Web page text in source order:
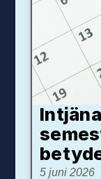
5 juni 2026